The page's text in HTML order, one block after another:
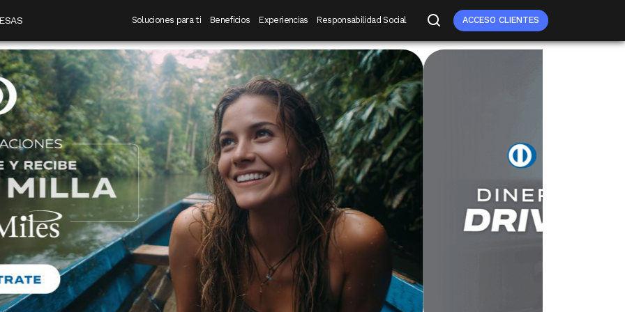
Navegación principal
Soluciones para ti Beneficios Experiencias Responsabilidad Social ACCESO CLIENTES